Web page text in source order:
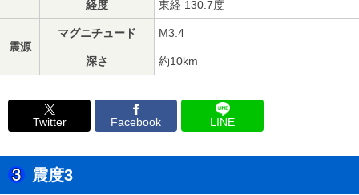
経度 東経 130.7度
震源
マグニチュード M3.4
深さ 約10km
Twitter Facebook LINE
震度3